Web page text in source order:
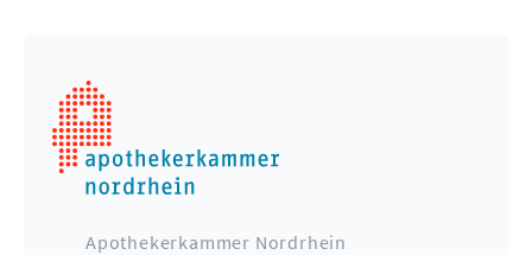
Apothekerkammer Nordrhein